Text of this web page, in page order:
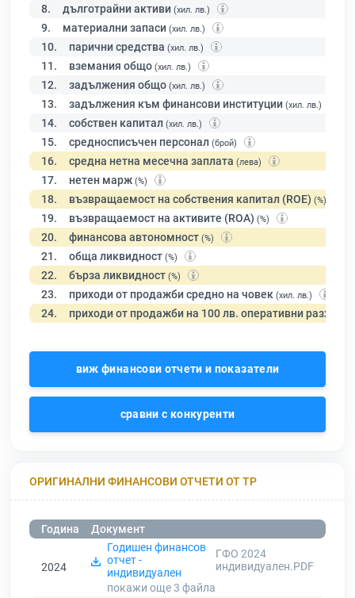
8. дълготрайни активи (хил. лв.)
9. материални запаси (хил. лв.)
10. парични средства (хил. лв.)
11. вземания общо (хил. лв.)
12. задължения общо (хил. лв.)
13. задължения към финансови институции (хил. лв.)
14. собствен капитал (хил. лв.)
15. средносписъчен персонал (брой)
16. средна нетна месечна заплата (лева)
17. нетен марж (%)
18. възвращаемост на собствения капитал (ROE) (%)
19. възвращаемост на активите (ROA) (%)
20. финансова автономност (%)
21. обща ликвидност (%)
22. бърза ликвидност (%)
23. приходи от продажби средно на човек (хил. лв.)
24. приходи от продажби на 100 лв. оперативни разходи
виж финансови отчети и показатели
сравни с конкуренти
ОРИГИНАЛНИ ФИНАНСОВИ ОТЧЕТИ ОТ ТР
Година Документ
2024
Годишен финансов
отчет -
индивидуален
ГФО 2024
индивидуален.PDF
покажи още 3 файла